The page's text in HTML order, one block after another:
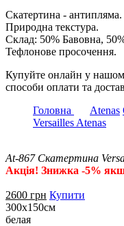
Скатертина - антипляма.
Природна текстура.
Склад: 50% Бавовна,
Тефлонове просочення.
Купуйте онлайн у
способи оплати та
Головна
Atenas
Versailles Atenas
At-867 Скатертина
Акція! Знижка -5%
2600 грн Купити
300х150см
белая